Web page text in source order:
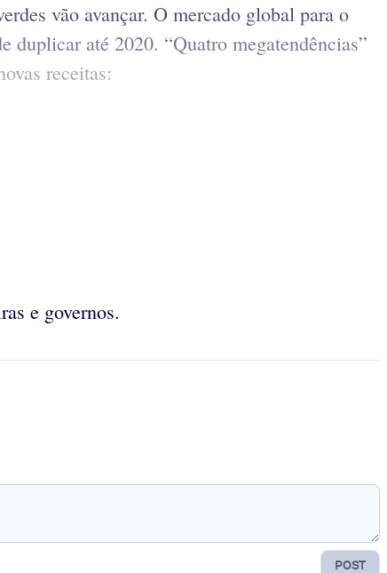
vão avançar. O mercado global para o
duplicar até 2020. “Quatro megatendências”
receitas:
e governos.
POST